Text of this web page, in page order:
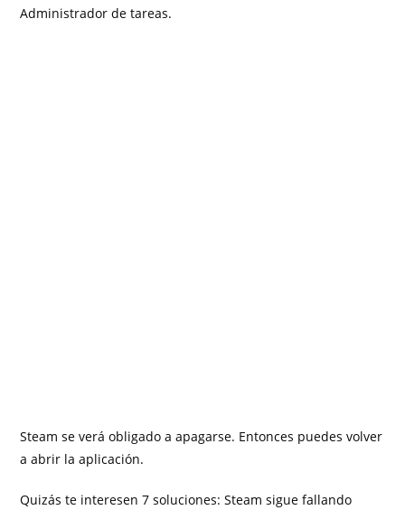
Administrador de tareas.
Steam se verá obligado a apagarse. Entonces puedes volver
a abrir la aplicación.
Quizás te interesen 7 soluciones: Steam sigue fallando